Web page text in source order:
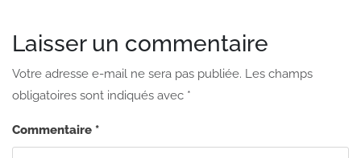
Laisser un commentaire
Votre adresse e-mail ne sera pas publiée. Les champs
obligatoires sont indiqués avec *
Commentaire *